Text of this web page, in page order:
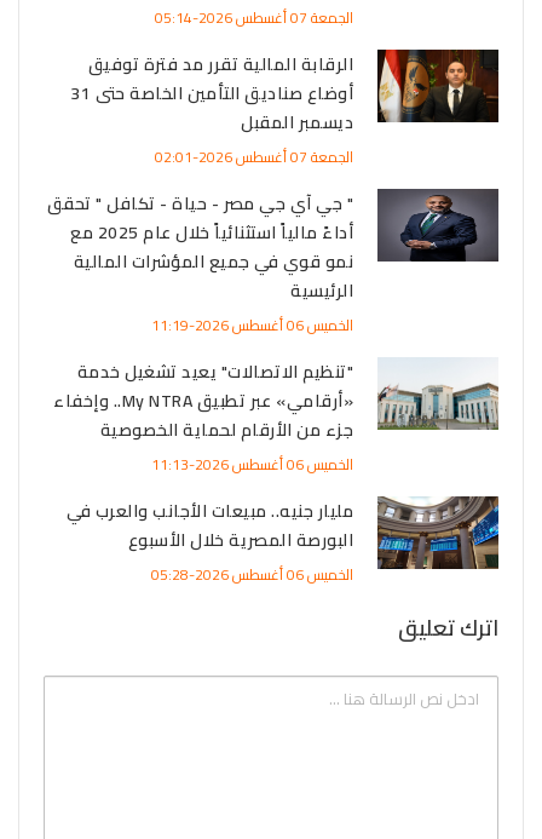
الجمعة 07 أغسطس 2026-05:14
الرقابة المالية تقرر مد فترة توفيق
أوضاع صناديق التأمين الخاصة حتى 31
ديسمبر المقبل
الجمعة 07 أغسطس 2026-02:01
" جي آي جي مصر - حياة - تكافل " تحقق
أداءً مالياً استثنائياً خلال عام 2025 مع
نمو قوي في جميع المؤشرات المالية
الرئيسية
الخميس 06 أغسطس 2026-11:19
"تنظيم الاتصالات" يعيد تشغيل خدمة
«أرقامي» عبر تطبيق My NTRA.. وإخفاء
جزء من الأرقام لحماية الخصوصية
الخميس 06 أغسطس 2026-11:13
مليار جنيه.. مبيعات الأجانب والعرب في
البورصة المصرية خلال الأسبوع
الخميس 06 أغسطس 2026-05:28
اترك تعليق